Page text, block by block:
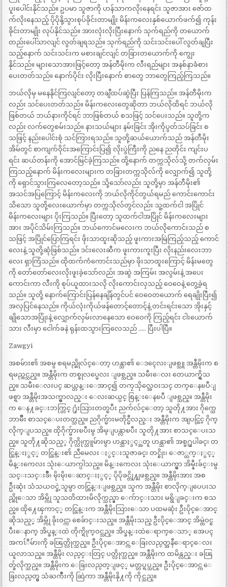
ပူးပေါင်းနိုင်သည်။ ဥပမာ သူဇာကို ဟန်သာကလိုးနေရင်း သူဇာအား ဇော်ထ
က်လိုးနေသည့် ပိုပိုနို့သွားစုပ်ခိုင်းတာမျိုး မိန်းကလေးနှစ်ယောက်ဖက်၍ ကုန်း
ခိုင်းတာမျိုး လုပ်နိုင်သည်။ အားလုံးလိုးပြီးနောက် သုက်ရည်ကို တယောက်
တည်းပေါ်သာလျင် လွတ်ချရသည်။ သုက်ရည်ကို သင်းသင်းပေါ် လွတ်ချပြီး
သည့်နောက် သင်းသင်းက မစားချင်လျင် တခြားတယောက်ကို ကျွေး
နိုင်သည်။ များသောအားဖြင့်တော့ အန်တီမိုးက လီးရည်များ အနစ်နာခံစား
ပေးတတ်သည်။ နောက်ပိုင်း လိုးပြီးနောက် စာတွေ ဘာတွေကြည့်ကြသည်။
ဘယ်လိုမှ မနေနိုင်ကြလျင်တော့ တချီထပ်ဆွဲပြီး ပြန်ကြသည်။ အန်တီမိုးက
လည်း သင်ပေးတတ်သည်။ မိန်းကလေးတွေဆိုတာ ဘယ်လိုထိရင် ဘယ်လို
ဖြစ်တယ် ဘယ်နားကိုင်ရင် ဘာဖြစ်တယ် စသဖြင့် သင်ပေးသည်။ သူတို့က
လည်း လက်တွေစမ်းသည်။ နားသယ်များ နမ်းခြင်း အိုးကိုပွတ်သပ်ခြင်း စ
သဖြင့် နည်းပေါင်းစုံ သင်ကြားရသည်။ သူတို့ဆယ်ယောက်သည် အန်တီမိုး
အိမ်တွင် စာကျက်ဝိုင်းအကြောင်းပြ၍ လိုးပွဲကြီးကို ညနေ ညတိုင်း ကျင်းပ
ရင်း ဆယ်တန်းကို အောင်မြင်ခဲ့ကြသည်။ ထို့နောက် တက္ကသိုလ်သို့ တက်လှမ်း
ကြသည့်နောက် မိန်းကလေးများက တခြားတက္ကသိုလ်ကို လျှောက်၍ သူတို့
ကို ရှောင်သွားကြလေတော့သည်။ သို့သော်လည်း သူတို့မှာ အန်တီမိုး၏
အသင်အပြကြောင့် မိန်းကလေးကို ဘယ်လိုကိုင်တွယ်ရမည် ကောင်းကောင်း
သိသော သူတို့လေးယောက်မှာ တက္ကသိုလ်တွင်လည်း သူ့ထက်ငါ အပြိုင်
မိန်းကလေးများ ပိုးကြသည်။ ပြီးတော့ သူထက်ငါအပြိုင် မိန်းကလေးများ
အား အပိုင်သိမ်းကြသည်။ ဘယ်ကောင်မလေးက ဘယ်လိုကောင်းသည် စ
သဖြင့် အပြိုင်ပြောကြရင်း ဖိုးသာထူးဆိုသည့် ဖူးကားအမြဲကြည့်သည့် ကောင်
လေးနဲ့ သူတို့ဆုံဖြစ်သည်။ ဒင်းလေးဆီက ဖူးကားကူးပြီး လိုးနည်းလေးဘာ
လေး ရှာကြံသည်။ ထိုထက်ကံကောင်းသည်မှာ ဖိုးသာထူးကြောင့် မိန်းမတွေ
ကို တော်တော်လေးလိုးဖူးခဲ့သော်လည်း အဆွဲ အကြမ်း အလွမ်းနဲ့ အပေး
ကောင်းကာ လီးကို စုပ်ယူထားသလို လိုးကောင်းလှသည့် ဝေဝေနဲ့ တွေ့ခဲ့ရ
သည်။ သူတို့ နောက်ကြောင်းပြန်နေချိန်တွင်ပင် ဝေဝေတယောက် ရေချိုးပြီး၍
အလှပြင်နေသည်။ ကိုယ်လုံးကိုယ်ဖန်တောင့်တောင့်နဲ့ တင်းရင်းသော အိုးနှင့်
ချိုသောအပြုံးနဲ့ လျှောက်လှမ်းလာနေသော ဝေဝေကို ကြည့်ရင်း ငါးယောက်
သား လီးမှာ ငေါက်ခနဲ ရုန်းထသွားကြလေသည် ….. ပြီးပါပြီ။
Zawgyi
အစမ်ား၏ အစမွ စရမည္ဆိုလ်င္ေတာ့ ဟန္သာ၏ ေဒၚေလးျဖစ္သူ အန္တီမိုးက စ
ရမည္ထင္သည္။ အန္တီမိုးက တစ္ခုလပ္မေလး ျဖစ္သည္။ သမီးေလး တေယာက္ရွိသ
ည္။ သမီးေလးပင္ ဆယ္တန္းေအာင္၍ တကၠသိုလ္အေဝးသင္ တက္ေနၿပီျ
ဖစ္ရာ အန္တီမိုးအသက္မွာလည္း ေလးဆယ္ပင္ စြန္းေနၿပီ ျဖစ္သည္။ အန္တီမိုး
က ေန႔ခင္းဘက္တြင္ ႐ုံးသြားတတ္ၿပီး ညက်လ်င္ေတာ့ သူတို႔အား ဂိုက္သေ
ဘာမ်ိဳး စာသင္ေပးတတ္သည္။ ညဂိုက္မ်ားမတိုင္မီလည္း အန္တီမိုးက အျပင္တြင္ ဂိုက္
လိုက္ျပသည္။ ထိုဂိုက္မ်ားၿပီးမွ အိမ္ျပန္လာၿပီး သူတို႔အား စာသင္ေပးသ
ည္။ သူတို႔ဆိုသည့္ ဂိုက္လိုက္သူမ်ားမွာ ဟန္သာႏွင့္အတူ ဟန္သာ၏ အစ္မ႐ူပါခင္၊ တ
င္ထြန္းႏွင့္ တင္ထြန္း၏ ညီမေလး ႏွင္းသူဇာခင္၊ တင္စိုး၊ ေဇာ္ထက္ႏွင့္
မိန္းကေလး သုံးေယာက္ပါသည္။ မိန္းကေလး သုံးေယာက္မွာ အိမ္နီးခ်င္းမွ
သင္းသင္းခ်ိဳ၊ မိုးမိုးေဆာင္းႏွင့္ ပိုပိုခင္တို႔ျဖစ္သည္။ အန္တီမိုးအား အစ
ဦးဆုံး သံသယဝင္ခဲ့သူမွာ တင္ထြန္းျဖစ္သည္။ သူက အန္တီမိုး စာလိုက္ျပေပးသ
ည္ဆိုေသာ အိမ္ကို သူသတိထားမိလိုက္သည္မွာ ေက်ာင္းသား မရွိျခင္းက စသ
ည္။ ထို႔ေၾကာင့္ တင္ထြန္းက အန္တီမိုးသြားေသာ ပထမဆုံး ဦးပိုင္ေအာင္
ဆိုသည့္ အိမ္ကို ခိုးဝင္ကာ စေခ်ာင္းသည္။ အန္တီမိုးသည္ ဦးပိုင္ေအာင္ အိမ္ထဲဝင္ၿ
ပီးေနာက္ အိပ္ခန္းထဲ တိုက္ရိုက္ဝင္သည္။ အိပ္ခန္းထဲေရာက္ေသာ္ အေပၚ
အကၤ်ီမ်ားကို ခၽြတ္လိုက္သည္။ ဦးပိုင္ေအာင္က ေခြးလည္ပတ္အနီေရာင္ေလး
ယူလာသည္။ အန္တီမိုး လည္ပင္းတြင္ ပတ္လိုက္သည္။ အန္တီမိုးက ထမိန္လည္း ခၽြ
တ္ခ်လိုက္သည္။ အန္တီမိုးက ေခြးလည္ပတ္ျဖင့္ မတ္တပ္ရပ္သည္။ ဦးပိုင္ေအာင္က ေ
ခြးလည္ပတ္မွ သံႀကိဳးကို ဆြဲကာ အန္တီမိုးနို႔ကို ကိုင္သည္။